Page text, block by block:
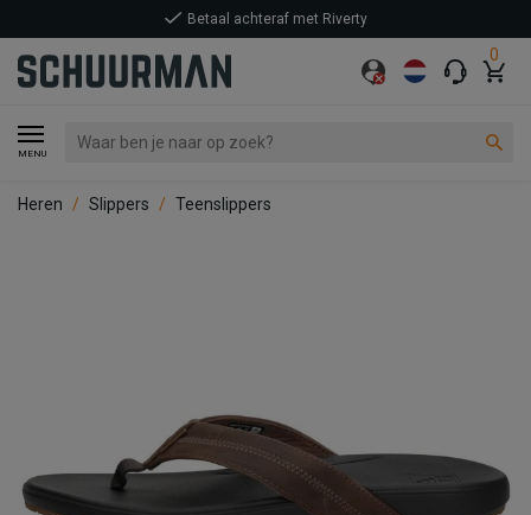
0
MENU
Betaal achteraf met Riverty
Heren Slippers Teenslippers